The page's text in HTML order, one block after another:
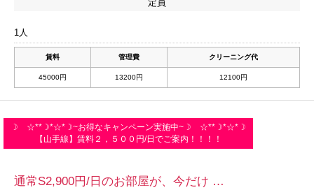
定員
1人
賃料 管理費 クリーニング代
45000円 13200円 12100円
☽ ☆**☽*☆*☽~お得なキャンペーン実施中~☽ ☆**☽*☆*☽
【山手線】賃料２，５００円/日でご案内！！！！
通常S2,900円/日のお部屋が、今だけ …